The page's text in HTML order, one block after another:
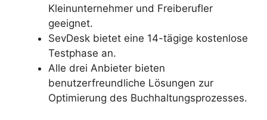
Kleinunternehmer und Freiberufler
geeignet.
SevDesk bietet eine 14-tägige kostenlose
Testphase an.
Alle drei Anbieter bieten
benutzerfreundliche Lösungen zur
Optimierung des Buchhaltungsprozesses.